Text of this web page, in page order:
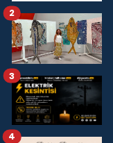
2
3
4